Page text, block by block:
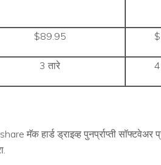
$89.95
3 तारे 4
मॅक हार्ड ड्राइव्ह पुनर्प्राप्ती सॉफ्टवेअर